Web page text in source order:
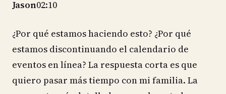
Jason02:10
¿Por qué estamos haciendo esto? ¿Por qué
estamos discontinuando el calendario de
eventos en línea? La respuesta corta es que
quiero pasar más tiempo con mi familia. La